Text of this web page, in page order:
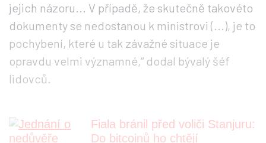
jejich názoru... V případě, že skutečně takovéto
dokumenty se nedostanou k ministrovi (...), je to
pochybení, které u tak závažné situace je
opravdu velmi významné,“ dodal bývalý šéf
lidovců.
Fiala bránil před voliči Stanjuru:
Do bitcoinů ho chtějí